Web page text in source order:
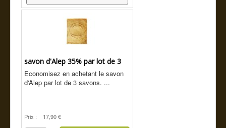
savon d'Alep 35% par lot de 3
Economisez en achetant le savon
d'Alep par lot de 3 savons. ...
Prix : 17,90 €